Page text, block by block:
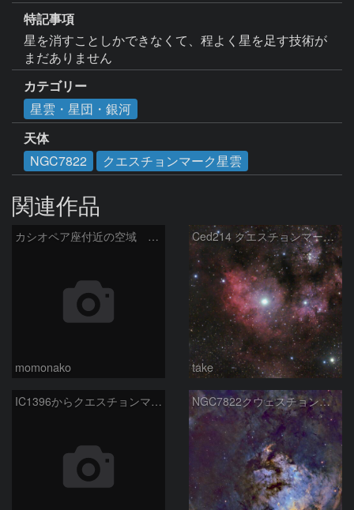
特記事項
星を消すことしかできなくて、程よく星を足す技術が
まだありません
カテゴリー
星雲・星団・銀河
天体
NGC7822
クエスチョンマーク星雲
関連作品
カシオペア座付近の空域 260720
momonako
Ced214 クエスチョンマーク星雲の“心臓部”
take
IC1396からクエスチョンマーク星雲パノラマ50mm NGC7822クウェスチョンマーク星雲中心部 SHO合成